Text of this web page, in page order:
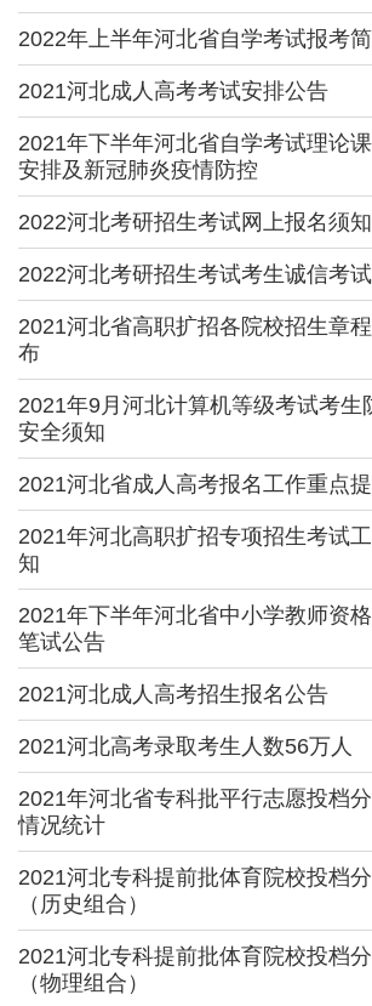
2022年上半年河北省自学考试报考
2021河北成人高考考试安排公告
2021年下半年河北省自学考试理论
安排及新冠肺炎疫情防控
2022河北考研招生考试网上报名须知
2022河北考研招生考试考生诚信考
2021河北省高职扩招各院校招生章
布
2021年9月河北计算机等级考试考生
安全须知
2021河北省成人高考报名工作重点
2021年河北高职扩招专项招生考试
知
2021年下半年河北省中小学教师资
笔试公告
2021河北成人高考招生报名公告
2021河北高考录取考生人数56万人
2021年河北省专科批平行志愿投档
情况统计
2021河北专科提前批体育院校投档
（历史组合）
2021河北专科提前批体育院校投档
（物理组合）